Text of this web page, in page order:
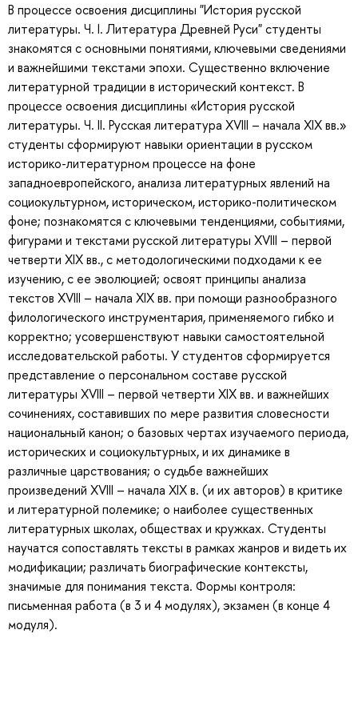
В процессе освоения дисциплины "История русской
литературы. Ч. I. Литература Древней Руси" студенты
знакомятся с основными понятиями, ключевыми сведениями
и важнейшими текстами эпохи. Существенно включение
литературной традиции в исторический контекст. В
процессе освоения дисциплины «История русской
литературы. Ч. II. Русская литература XVIII – начала ХIХ вв.»
студенты сформируют навыки ориентации в русском
историко-литературном процессе на фоне
западноевропейского, анализа литературных явлений на
социокультурном, историческом, историко-политическом
фоне; познакомятся с ключевыми тенденциями, событиями,
фигурами и текстами русской литературы XVIII – первой
четверти ХIХ вв., с методологическими подходами к ее
изучению, с ее эволюцией; освоят принципы анализа
текстов XVIII – начала XIX вв. при помощи разнообразного
филологического инструментария, применяемого гибко и
корректно; усовершенствуют навыки самостоятельной
исследовательской работы. У студентов сформируется
представление о персональном составе русской
литературы XVIII – первой четверти ХIХ вв. и важнейших
сочинениях, составивших по мере развития словесности
национальный канон; о базовых чертах изучаемого периода,
исторических и социокультурных, и их динамике в
различные царствования; о судьбе важнейших
произведений XVIII – начала ХIХ в. (и их авторов) в критике
и литературной полемике; о наиболее существенных
литературных школах, обществах и кружках. Студенты
научатся сопоставлять тексты в рамках жанров и видеть их
модификации; различать биографические контексты,
значимые для понимания текста. Формы контроля:
письменная работа (в 3 и 4 модулях), экзамен (в конце 4
модуля).